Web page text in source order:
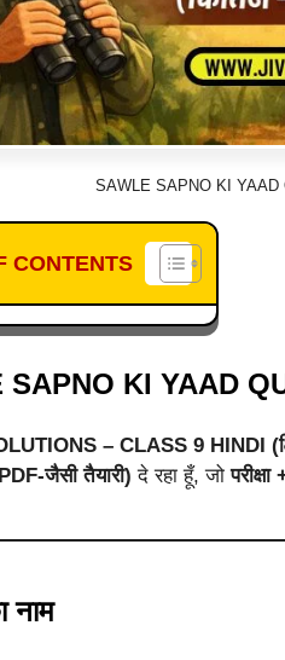
SAWLE SAPNO KI YAAD
CONTENTS
KI YAAD
– CLASS 9 HINDI
जैसी तैयारी) दे रहा हूँ, जोपरीक्षा
नाम